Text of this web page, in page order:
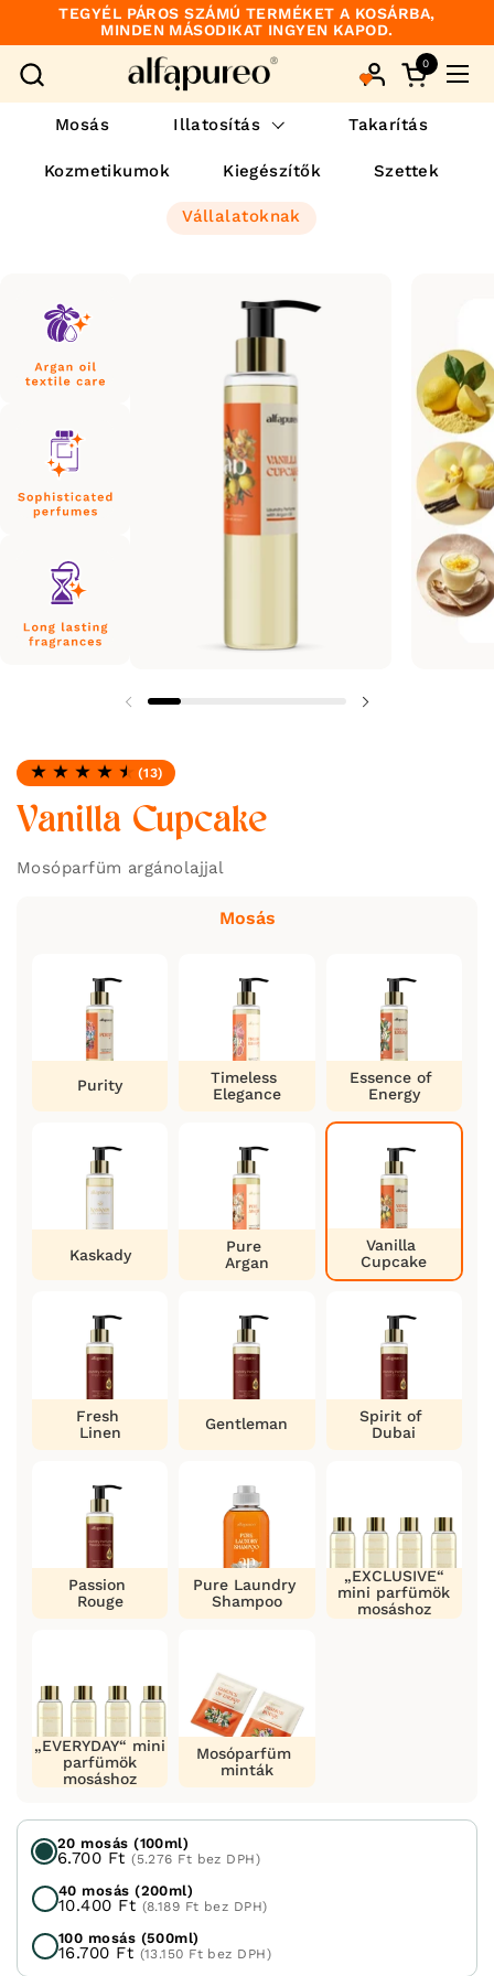
Ugrás a tartalomhoz
TEGYÉL PÁROS SZÁMÚ TERMÉKET A KOSÁRBA,
MINDEN MÁSODIKAT INGYEN KAPOD.
Kosár
0
Mosás Illatosítás Takarítás
Kozmetikumok Kiegészítők Szettek
Vállalatoknak
Minősítés: 4.69 / 5
(13)
Vanilla Cupcake
Mosóparfüm argánolajjal
Mosás
Purity
Timeless
Elegance
Essence of
Energy
Kaskady
Pure
Argan
Vanilla
Cupcake
Fresh
Linen
Gentleman
Spirit of
Dubai
Passion
Rouge
Pure Laundry
Shampoo
„EXCLUSIVE“
mini parfümök
mosáshoz
„EVERYDAY“ mini
parfümök
mosáshoz
Mosóparfüm
minták
20 mosás (100ml)
6.700 Ft(5.276 Ft bez DPH)
40 mosás (200ml)
10.400 Ft (8.189 Ft bez DPH)
100 mosás (500ml)
16.700 Ft (13.150 Ft bez DPH)